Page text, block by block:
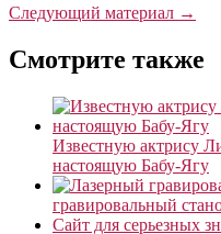
Следующий материал →
Смотрите также
Известную актрису
настоящую Бабу-Ягу
гравировальный
Сайт для серьезных